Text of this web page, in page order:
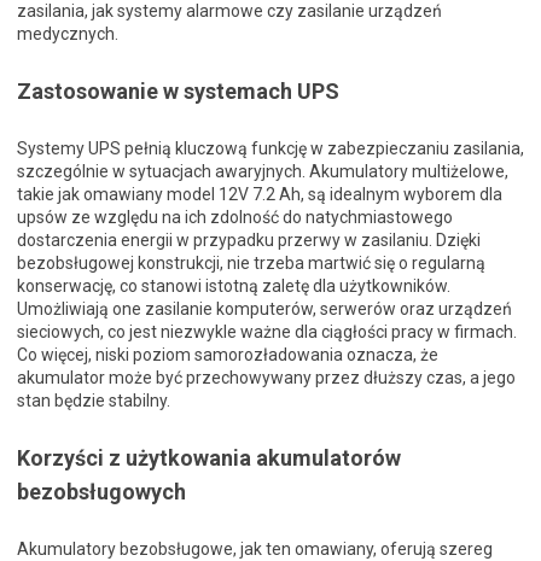
zasilania, jak systemy alarmowe czy zasilanie urządzeń
medycznych.
Zastosowanie w systemach UPS
Systemy UPS pełnią kluczową funkcję w zabezpieczaniu zasilania,
szczególnie w sytuacjach awaryjnych. Akumulatory multiżelowe,
takie jak omawiany model 12V 7.2 Ah, są idealnym wyborem dla
upsów ze względu na ich zdolność do natychmiastowego
dostarczenia energii w przypadku przerwy w zasilaniu. Dzięki
bezobsługowej konstrukcji, nie trzeba martwić się o regularną
konserwację, co stanowi istotną zaletę dla użytkowników.
Umożliwiają one zasilanie komputerów, serwerów oraz urządzeń
sieciowych, co jest niezwykle ważne dla ciągłości pracy w firmach.
Co więcej, niski poziom samorozładowania oznacza, że
akumulator może być przechowywany przez dłuższy czas, a jego
stan będzie stabilny.
Korzyści z użytkowania akumulatorów
bezobsługowych
Akumulatory bezobsługowe, jak ten omawiany, oferują szereg